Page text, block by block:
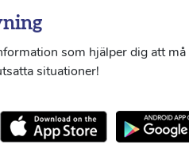
som hjälper dig att må
situationer!